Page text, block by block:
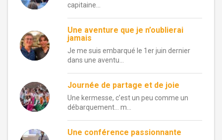
capitaine...
Une aventure que je n’oublierai
jamais
Je me suis embarqué le 1er juin dernier
dans une aventu...
Journée de partage et de joie
Une kermesse, c’est un peu comme un
débarquement… m...
Une conférence passionnante